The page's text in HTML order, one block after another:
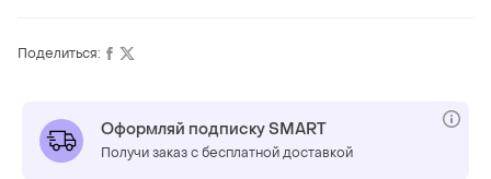
Поделиться:
Оформляй подписку SMART
Получи заказ с бесплатной доставкой